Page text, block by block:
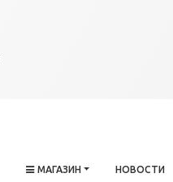
МАГАЗИН НОВОСТИ